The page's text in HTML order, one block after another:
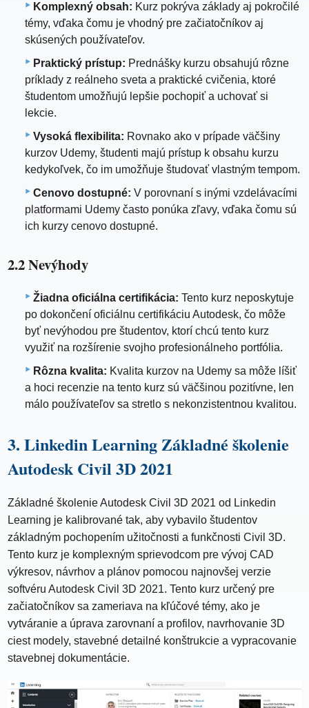
Komplexný obsah: Kurz pokrýva základy aj pokročilé
témy, vďaka čomu je vhodný pre začiatočníkov aj
skúsených používateľov.
Praktický prístup: Prednášky kurzu obsahujú rôzne
príklady z reálneho sveta a praktické cvičenia, ktoré
študentom umožňujú lepšie pochopiť a uchovať si
lekcie.
Vysoká flexibilita: Rovnako ako v prípade väčšiny
kurzov Udemy, študenti majú prístup k obsahu kurzu
kedykoľvek, čo im umožňuje študovať vlastným tempom.
Cenovo dostupné: V porovnaní s inými vzdelávacími
platformami Udemy často ponúka zľavy, vďaka čomu sú
ich kurzy cenovo dostupné.
2.2 Nevýhody
Žiadna oficiálna certifikácia: Tento kurz neposkytuje
po dokončení oficiálnu certifikáciu Autodesk, čo môže
byť nevýhodou pre študentov, ktorí chcú tento kurz
využiť na rozšírenie svojho profesionálneho portfólia.
Rôzna kvalita: Kvalita kurzov na Udemy sa môže líšiť
a hoci recenzie na tento kurz sú väčšinou pozitívne, len
málo používateľov sa stretlo s nekonzistentnou kvalitou.
3. Linkedin Learning Základné školenie
Autodesk Civil 3D 2021
Základné školenie Autodesk Civil 3D 2021 od Linkedin
Learning je kalibrované tak, aby vybavilo študentov
základným pochopením užitočnosti a funkčnosti Civil 3D.
Tento kurz je komplexným sprievodcom pre vývoj CAD
výkresov, návrhov a plánov pomocou najnovšej verzie
softvéru Autodesk Civil 3D 2021. Tento kurz určený pre
začiatočníkov sa zameriava na kľúčové témy, ako je
vytváranie a úprava zarovnaní a profilov, navrhovanie 3D
ciest modely, stavebné detailné konštrukcie a vypracovanie
stavebnej dokumentácie.